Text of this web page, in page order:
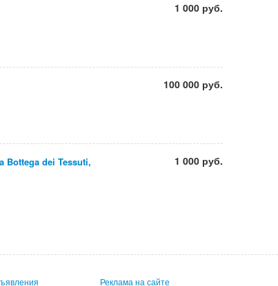
1 000 руб.
100 000 руб.
Bottega dei Tessuti,
1 000 руб.
Реклама на сайте